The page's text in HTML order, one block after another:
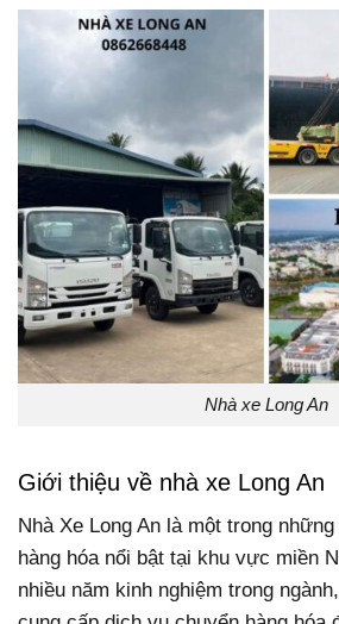
Nhà xe Long An
Giới thiệu về nhà xe Long An
Nhà Xe Long An là một trong
hàng hóa nổi bật tại khu vực miền
nhiều năm kinh nghiệm trong